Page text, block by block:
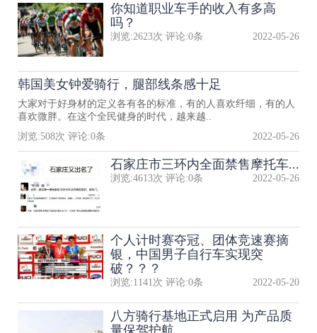
你知道职业车手的收入有多高
吗？
浏览:2623次 评论:0条 2022-05-26
韩国美女钟爱骑行，腿部线条感十足
大家对于好身材的定义各有各的标准，有的人喜欢纤细，有的人
喜欢微胖。在这个全民健身的时代，越来越..
浏览:508次 评论:0条 2022-05-26
石家庄市三环内全面禁售摩托车...
浏览:4613次 评论:0条 2022-05-26
个人计时赛夺冠、团体竞速赛摘
银，中国男子自行车实现突
破？？？
浏览:1141 次 评论:0条 2022-05-20
八方骑行基地正式启用 为产品质
量保驾护航